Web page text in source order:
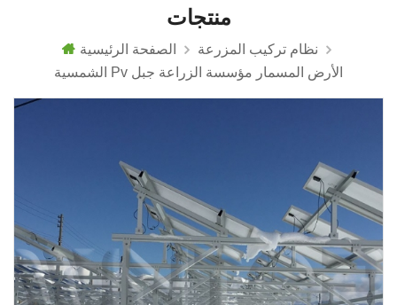
منتجات
الصفحة الرئيسية
نظام تركيب المزرعة
الشمسية Pv الأرض المسمار مؤسسة الزراعة جبل